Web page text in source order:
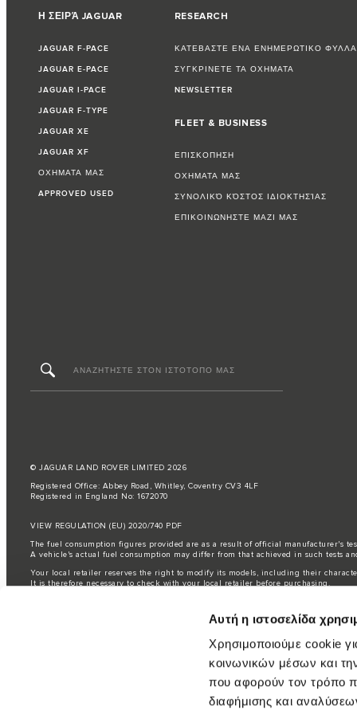
Αυτή η ιστοσελίδα
Χρησιμοποιούμε cookie
κοινωνικών μέσων και
που αφορούν τον τρόπο
διαφήμισης και
Η ΣΕΙΡΆ JAGUAR
JAGUAR F‑PACE
JAGUAR E‑PACE
JAGUAR I‑PACE
JAGUAR F‑TYPE
JAGUAR XE
JAGUAR XF
ΟΧΗΜΑΤΑ ΜΑΣ
APPROVED USED
RESEARCH
ΚΑΤΕΒΑΣΤΕ ΕΝΑ ΕΝΗΜΕΡΩΤΙΚΟ
ΣΥΓΚΡΙΝΕΤΕ ΤΑ ΟΧΗΜΑΤΑ
NEWSLETTER
FLEET & BUSINESS
ΕΠΙΣΚΟΠΗΣΗ
ΟΧΗΜΑΤΑ ΜΑΣ
ΣΥΝΟΛΙΚΌ ΚΌΣΤΟΣ ΙΔΙΟΚΤΗΣΊΑΣ
ΕΠΙΚΟΙΝΩΝΗΣΤΕ ΜΑΖΙ ΜΑΣ
© JAGUAR LAND ROVER LIMITED 2026
Registered Office: Abbey Road, Whitley, Coventry CV3 4LF
Registered in England No: 1672070
VIEW REGULATION (EU) 2020/740 PDF
The fuel consumption figures provided are as a result of official manufacturer's
A vehicle's actual fuel consumption may differ from that achieved in such tests
Your local retailer reserves the right to modify its models, including their
It is therefore necessary to check with your local retailer before purchasing.
available in all markets. Please contact your local retailer for local availability and
ΣΗΜΑΝΤΙΚΗ ΣΗΜΕΙΩΣΗ: Μερικές από τις επιλογές - μοντέλα, εκδόσεις ή
στην παραγωγή. Για ακριβείς και επικαιροποιημένες πληροφορίες, παρακαλούμε
Σημαντική σημείωση για εικόνες και προδιαγραφές.Η παγκόσμια έλλειψη
ρευστή κατάσταση και, ως αποτέλεσμα, οι εικόνες που χρησιμοποιούνται επί του
χρωμάτων. Απευθυνθείτε στο σύμβουλο πωλήσεων σας, ο οποίος θα είναι σε θέση
Η Jaguar Land Rover Limited αναζητά συνεχώς τρόπους βελτίωσης του
προϊόντα χωρίς προηγούμενη ειδοποίηση. Μερικά χαρακτηριστικά μπορεί να